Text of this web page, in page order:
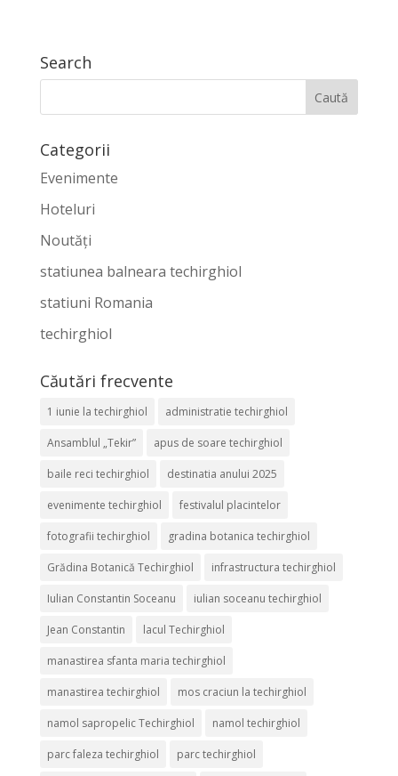
Search
Categorii
Evenimente
Hoteluri
Noutăți
statiunea balneara techirghiol
statiuni Romania
techirghiol
Căutări frecvente
1 iunie la techirghiol administratie techirghiol
Ansamblul „Tekir” apus de soare techirghiol
baile reci techirghiol destinatia anului 2025
evenimente techirghiol festivalul placintelor
fotografii techirghiol gradina botanica techirghiol
Grădina Botanică Techirghiol infrastructura techirghiol
Iulian Constantin Soceanu iulian soceanu techirghiol
Jean Constantin lacul Techirghiol
manastirea sfanta maria techirghiol
manastirea techirghiol mos craciun la techirghiol
namol sapropelic Techirghiol namol techirghiol
parc faleza techirghiol parc techirghiol